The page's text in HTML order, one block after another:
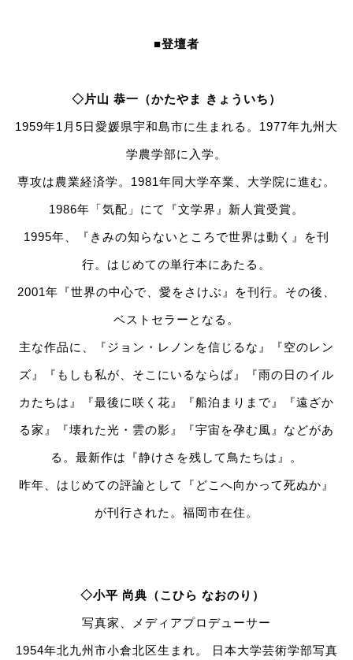
■登壇者
◇片山 恭一（かたやま きょういち）
1959年1月5日愛媛県宇和島市に生まれる。1977年九州大
学農学部に入学。
専攻は農業経済学。1981年同大学卒業、大学院に進む。
1986年「気配」にて『文学界』新人賞受賞。
1995年、『きみの知らないところで世界は動く』を刊
行。はじめての単行本にあたる。
2001年『世界の中心で、愛をさけぶ』を刊行。その後、
ベストセラーとなる。
主な作品に、『ジョン・レノンを信じるな』『空のレン
ズ』『もしも私が、そこにいるならば』『雨の日のイル
カたちは』『最後に咲く花』『船泊まりまで』『遠ざか
る家』『壊れた光・雲の影』『宇宙を孕む風』などがあ
る。最新作は『静けさを残して鳥たちは』。
昨年、はじめての評論として『どこへ向かって死ぬか』
が刊行された。福岡市在住。
◇小平 尚典（こひら なおのり）
写真家、メディアプロデューサー
1954年北九州市小倉北区生まれ。 日本大学芸術学部写真